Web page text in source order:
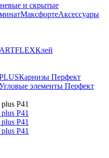
и скрытые
МаксфортеАксессуары
ARTFLEXКлей
Карнизы Перфект
элементы Перфект
P41